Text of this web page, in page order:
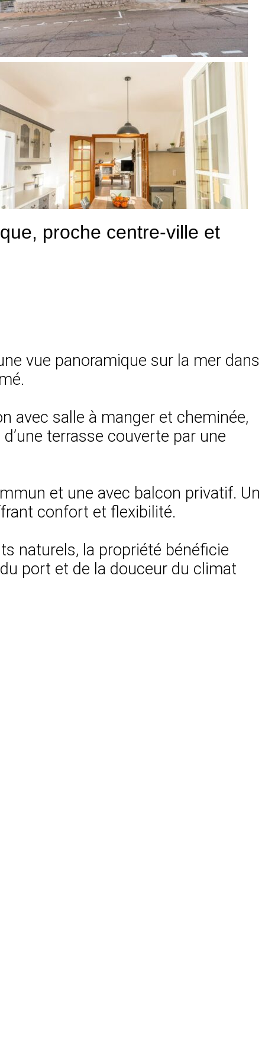
proche centre-ville et
vue panoramique sur la mer dans
avec salle à manger et cheminée,
terrasse couverte par une
et une avec balcon privatif. Un
confort et flexibilité.
naturels, la propriété bénéficie
port et de la douceur du climat